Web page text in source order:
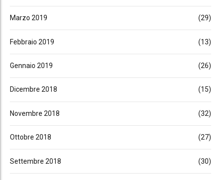
Marzo 2019 (29)
Febbraio 2019 (13)
Gennaio 2019 (26)
Dicembre 2018 (15)
Novembre 2018 (32)
Ottobre 2018 (27)
Settembre 2018 (30)